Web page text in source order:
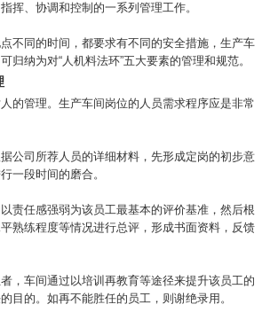
挥、协调和控制的一系列管理工作。
不同的时间，都要求有不同的安全措施，生产车
归纳为对“人机料法环”五大要素的管理和规范。
的管理。生产车间岗位的人员需求程序应是非常
公司所荐人员的详细材料，先形成定岗的初步意
一段时间的磨合。
责任感强弱为该员工最基本的评价基准，然后根
熟练程度等情况进行总评，形成书面资料，反馈
，车间通过以培训再教育等途径来提升该员工的
目的。如再不能胜任的员工，则谢绝录用。